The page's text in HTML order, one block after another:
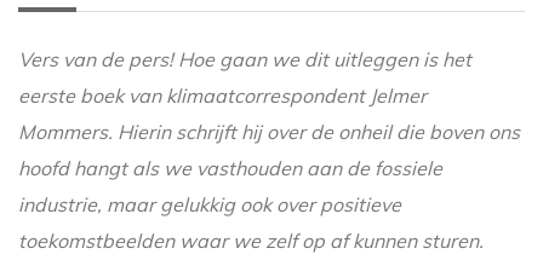
Vers van de pers! Hoe gaan we dit uitleggen is het
eerste boek van klimaatcorrespondent Jelmer
Mommers. Hierin schrijft hij over de onheil die boven ons
hoofd hangt als we vasthouden aan de fossiele
industrie, maar gelukkig ook over positieve
toekomstbeelden waar we zelf op af kunnen sturen.